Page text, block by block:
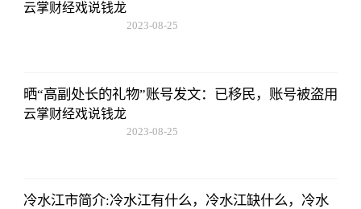
云掌财经戏说钱龙
2023-08-25
晒“高副处长的礼物”账号发文：已移民，账号被盗用
云掌财经戏说钱龙
2023-08-25
冷水江市简介:冷水江有什么，冷水江缺什么，冷水